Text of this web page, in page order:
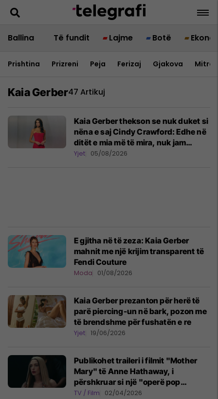
Ballina Të fundit Lajme Botë
Prishtina Prizreni Peja Ferizaj Gjakova
Kaia Gerber47 Artikuj
Kaia Gerber thekson se nuk duket si
nëna e saj Cindy Crawford: Edhe në
ditët e mia më të mira, nuk jam
askund pranë saj
Yjet 05/08/2026
E gjitha në të zeza: Kaia Gerber
mahnit me një krijim transparent të
Fendi Couture
Moda 01/08/2026
Kaia Gerber prezanton për herë të
parë piercing-un në bark, pozon me
të brendshme për fushatën e re
Yjet 19/06/2026
Publikohet traileri i filmit "Mother
Mary" të Anne Hathaway, i
përshkruar si një "operë pop
psikoseksuale"
TV / Film 02/04/2026